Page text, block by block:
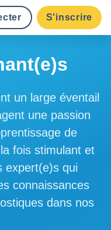
S'inscrire
un large éventail
une passion
de
fois stimulant et
expert(e)s qui
connaissances
dans nos